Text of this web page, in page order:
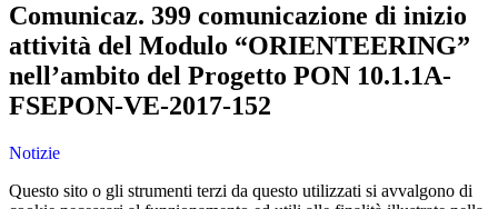
Comunicaz. 399 comunicazione di inizio
attività del Modulo “ORIENTEERING”
nell’ambito del Progetto PON 10.1.1A-
FSEPON-VE-2017-152
Notizie
Questo sito o gli strumenti terzi da questo utilizzati si avvalgono di